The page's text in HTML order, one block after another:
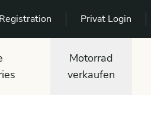
Registration Privat Login
Motorrad
verkaufen